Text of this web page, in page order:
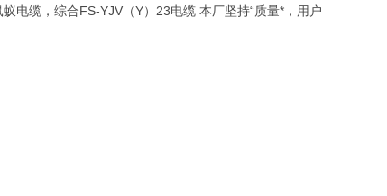
电缆，综合FS-YJV（Y）23电缆 本厂坚持“质量*，用户